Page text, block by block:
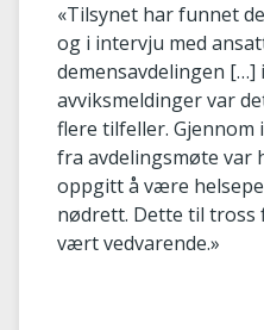
«Tilsynet har funnet
og i intervju med
demensavdelingen
avviksmeldinger var
flere tilfeller.
fra avdelingsmøte var
oppgitt å være
nødrett. Dette til
vært vedvarende.»